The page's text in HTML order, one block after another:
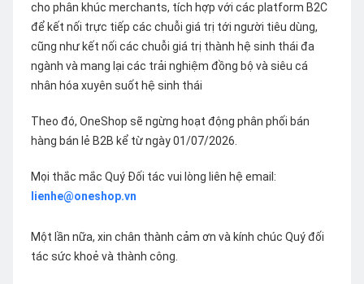
cho phân khúc merchants, tích hợp với các platform B2C
để kết nối trực tiếp các chuỗi giá trị tới người tiêu dùng,
cũng như kết nối các chuỗi giá trị thành hệ sinh thái đa
ngành và mang lại các trải nghiệm đồng bộ và siêu cá
nhân hóa xuyên suốt hệ sinh thái
Theo đó, OneShop sẽ ngừng hoạt động phân phối bán
hàng bán lẻ B2B kể từ ngày 01/07/2026.
Mọi thắc mắc Quý Đối tác vui lòng liên hệ email:
lienhe@oneshop.vn
Một lần nữa, xin chân thành cảm ơn và kính chúc Quý đối
tác sức khoẻ và thành công.